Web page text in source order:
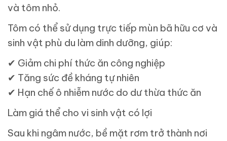
và tôm nhỏ.
Tôm có thể sử dụng trực tiếp mùn bã hữu cơ và
sinh vật phù du làm dinh dưỡng, giúp:
✔ Giảm chi phí thức ăn công nghiệp
✔ Tăng sức đề kháng tự nhiên
✔ Hạn chế ô nhiễm nước do dư thừa thức ăn
Làm giá thể cho vi sinh vật có lợi
Sau khi ngâm nước, bề mặt rơm trở thành nơi